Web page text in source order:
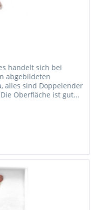
handelt sich bei
abgebildeten
alles sind Doppelender
Oberfläche ist gut...